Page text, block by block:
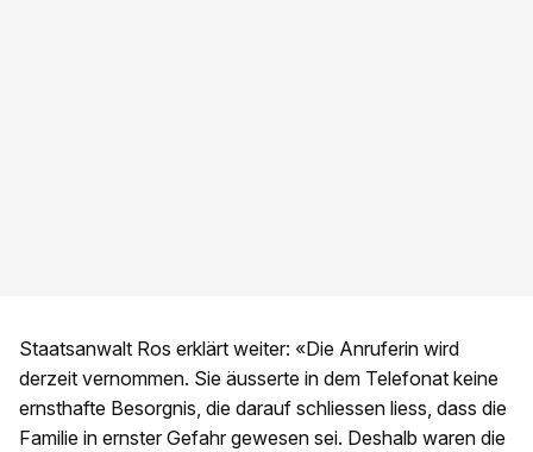
Staatsanwalt Ros erklärt weiter: «Die Anruferin wird
derzeit vernommen. Sie äusserte in dem Telefonat keine
ernsthafte Besorgnis, die darauf schliessen liess, dass die
Familie in ernster Gefahr gewesen sei. Deshalb waren die